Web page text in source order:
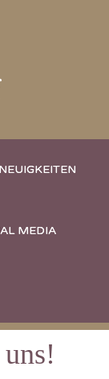
NEUIGKEITEN
MEDIA